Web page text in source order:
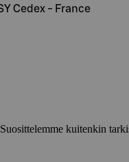
Cedex - France
kuitenkin